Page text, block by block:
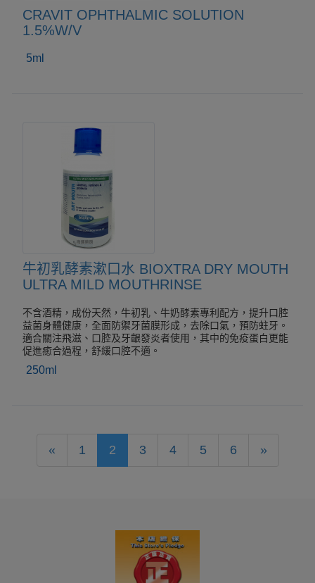
CRAVIT OPHTHALMIC SOLUTION
1.5%W/V
5ml
牛初乳酵素漱口水 BIOXTRA DRY MOUTH
ULTRA MILD MOUTHRINSE
不含酒精，成份天然，牛初乳、牛奶酵素專利配方，提升口腔
益菌身體健康，全面防禦牙菌膜形成，去除口氣，預防蛀牙。
適合關注飛滋、口腔及牙齦發炎者使用，其中的免疫蛋白更能
促進癒合過程，舒緩口腔不適。
250ml
« 1 2 3 4 5 6 »